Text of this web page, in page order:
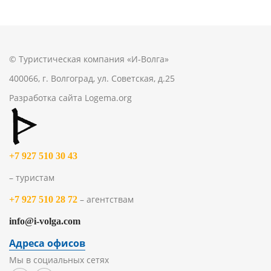
© Туристическая компания «И-Волга»
400066, г. Волгоград, ул. Советская, д.25
Разработка сайта Logema.org
+7 927 510 30 43
– туристам
+7 927 510 28 72 – агентствам
info@i-volga.com
Адреса офисов
Мы в социальных сетях